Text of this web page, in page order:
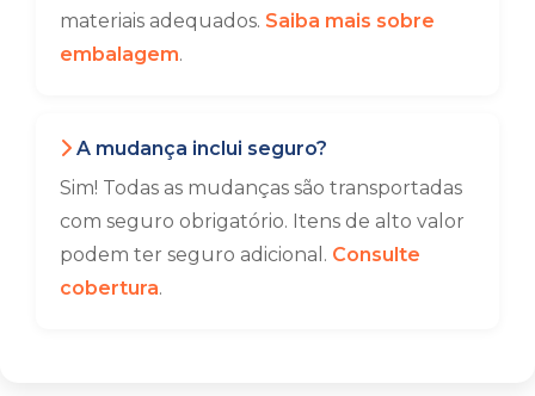
materiais adequados. Saiba mais sobre
embalagem.
A mudança inclui seguro?
Sim! Todas as mudanças são transportadas
com seguro obrigatório. Itens de alto valor
podem ter seguro adicional. Consulte
cobertura.